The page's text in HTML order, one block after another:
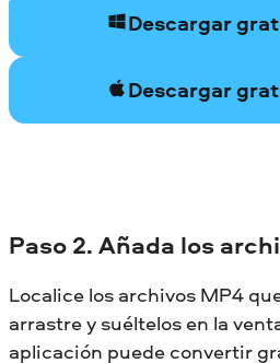
Descargar
Descargar
Paso 2. Añada los
Localice los archivos MP4
arrastre y suéltelos en la
aplicación puede convertir